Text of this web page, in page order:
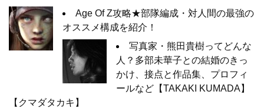
Age Of Z攻略★部隊編成・対人間の最強の
オススメ構成を紹介！
写真家・熊田貴樹ってどんな
人？多部未華子との結婚のきっ
かけ、接点と作品集、プロフィ
ールなど【TAKAKI KUMADA】
【クマダタカキ】